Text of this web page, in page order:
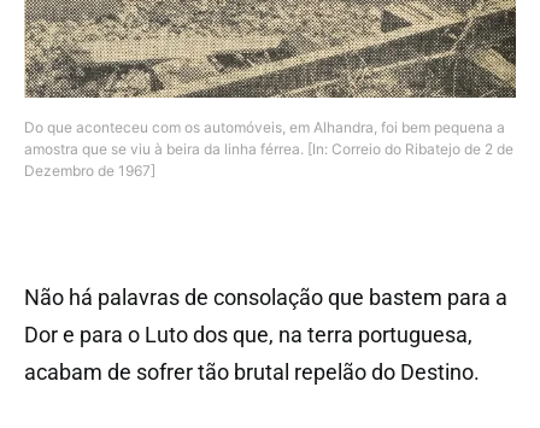
Do que aconteceu com os automóveis, em Alhandra, foi bem pequena a
amostra que se viu à beira da linha férrea. [In: Correio do Ribatejo de 2 de
Dezembro de 1967]
Não há palavras de consolação que bastem para a
Dor e para o Luto dos que, na terra portuguesa,
acabam de sofrer tão brutal repelão do Destino.